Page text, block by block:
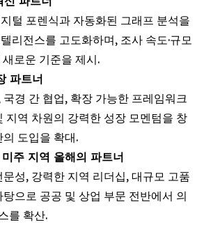
털 포렌식과 자동화된 그래프 분석을
리전스를 고도화하며, 조사 속도·규모
새로운 기준을 제시.
파트너
경 간 협업, 확장 가능한 프레임워크
지역 차원의 강력한 성장 모멘텀을 창
도입을 확대.
주 지역 올해의 파트너
성, 강력한 지역 리더십, 대규모 고품
으로 공공 및 상업 부문 전반에서 의
를 확산.